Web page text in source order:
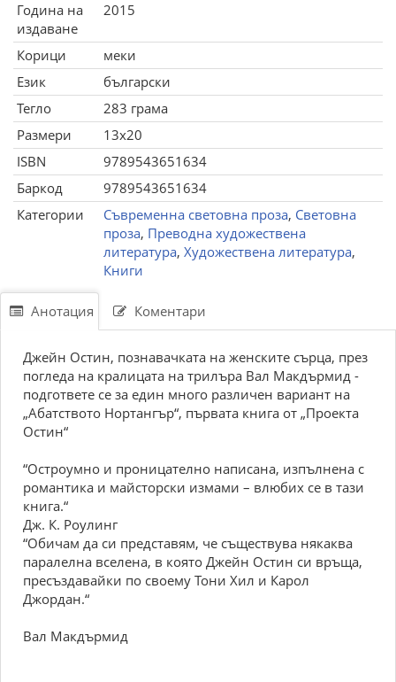
Година на
издаване
2015
Корици
меки
Език
български
Тегло
283 грама
Размери
13x20
ISBN
9789543651634
Баркод
9789543651634
Категории
Съвременна световна проза, Световна
проза, Преводна художествена
литература, Художествена литература,
Книги
Анотация Коментари
Джейн Остин, познавачката на женските сърца, през
погледа на кралицата на трилъра Вал Макдърмид -
подгответе се за един много различен вариант на
„Абатството Нортангър“, първата книга от „Проекта
Остин“
“Остроумно и проницателно написана, изпълнена с
романтика и майсторски измами – влюбих се в тази
книга.“
Дж. К. Роулинг
“Обичам да си представям, че съществува някаква
паралелна вселена, в която Джейн Остин си връща,
пресъздавайки по своему Тони Хил и Карол
Джордан.“
Вал Макдърмид